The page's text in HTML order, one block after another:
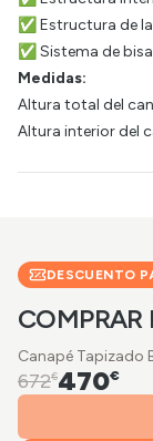
✅ Estructura de
✅ Sistema de
Medidas:
Altura total del
Altura interior del
DESCUENTO
COMPRAR
Canapé Tapizado
672€470€